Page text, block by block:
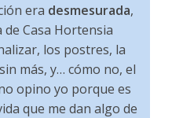
era desmesurada,
Casa Hortensia
los postres, la
más, y… cómo no, el
opino yo porque es
que me dan algo de